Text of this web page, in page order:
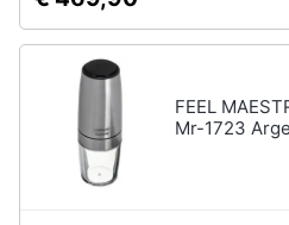
FEEL
Mr-1723